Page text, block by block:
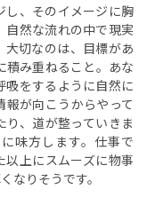
し、そのイメージに胸
自然な流れの中で現実
切なのは、目標があ
積み重ねること。あな
吸をするように自然に
が向こうからやって
り、道が整っていきま
味方します。仕事で
以上にスムーズに物事
なりそうです。